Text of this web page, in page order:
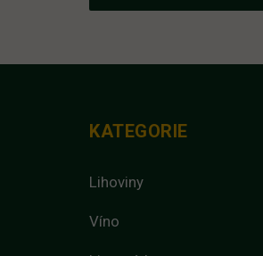
KATEGORIE
Lihoviny
Víno